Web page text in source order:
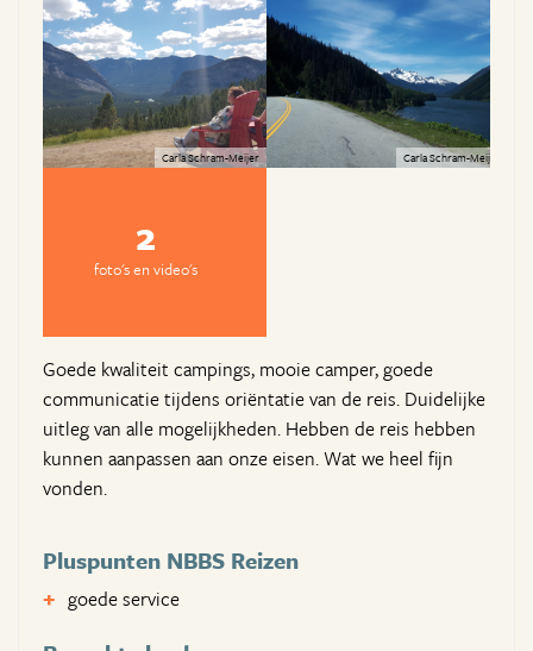
Carla Schram-Meijer Carla Schram-Meijer
2
foto's en video's
Goede kwaliteit campings, mooie camper, goede
communicatie tijdens oriëntatie van de reis. Duidelijke
uitleg van alle mogelijkheden. Hebben de reis hebben
kunnen aanpassen aan onze eisen. Wat we heel fijn
vonden.
Pluspunten NBBS Reizen
goede service